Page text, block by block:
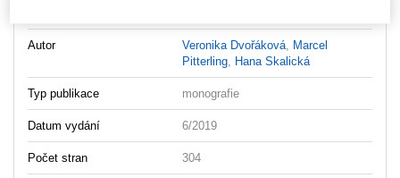
Autor Veronika Dvořáková Marcel
Pitterling Hana Skalická
Typ publikace monografie
Datum vydání 6/2019
Počet stran 304